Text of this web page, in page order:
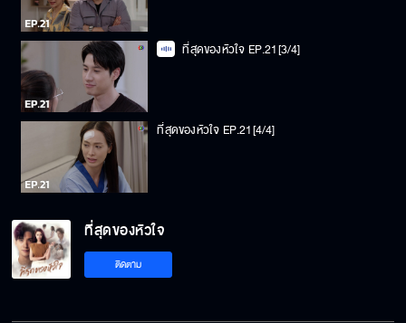
ที่สุดของหัวใจ EP.21[3/4]
ที่สุดของหัวใจ EP.21[4/4]
ที่สุดของหัวใจ
ติดตาม